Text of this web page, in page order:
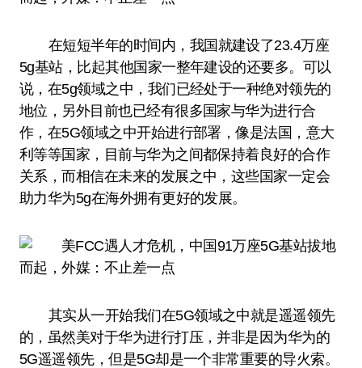
在短短半年的时间内，我国就建设了23.4万座
5g基站，比起其他国家一整年建设的还要多。可以
说，在5g领域之中，我们已经处于一种绝对领先的
地位，另外目前也已经有很多国家与华为进行合
作，在5G领域之中开始进行部署，像是法国，意大
利等等国家，目前与华为之间都保持着良好的合作
关系，而相信在未来的发展之中，这些国家一定会
助力华为5g在海外拥有更好的发展。
其实从一开始我们在5G领域之中就是遥遥领先
的，虽然美对于华为进行打压，并非是因为华为的
5G遥遥领先，但是5G却是一个非常重要的导火索。